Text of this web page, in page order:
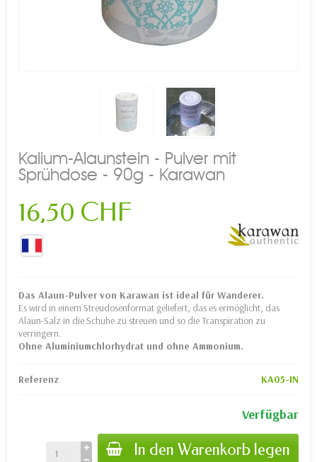
Kalium-Alaunstein - Pulver mit
Sprühdose - 90g - Karawan
16,50 CHF
Das Alaun-Pulver von Karawan ist ideal für Wanderer.
Es wird in einem Streudosenformat geliefert, das es ermöglicht, das
Alaun-Salz in die Schuhe zu streuen und so die Transpiration zu
verringern.
Ohne Aluminiumchlorhydrat und ohne Ammonium.
Referenz KA05-IN
Verfügbar
In den Warenkorb legen